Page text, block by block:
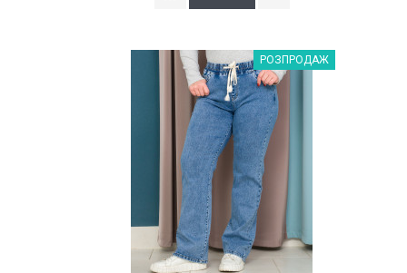
Наклейки Варіант з %РОЗПРОДАЖ